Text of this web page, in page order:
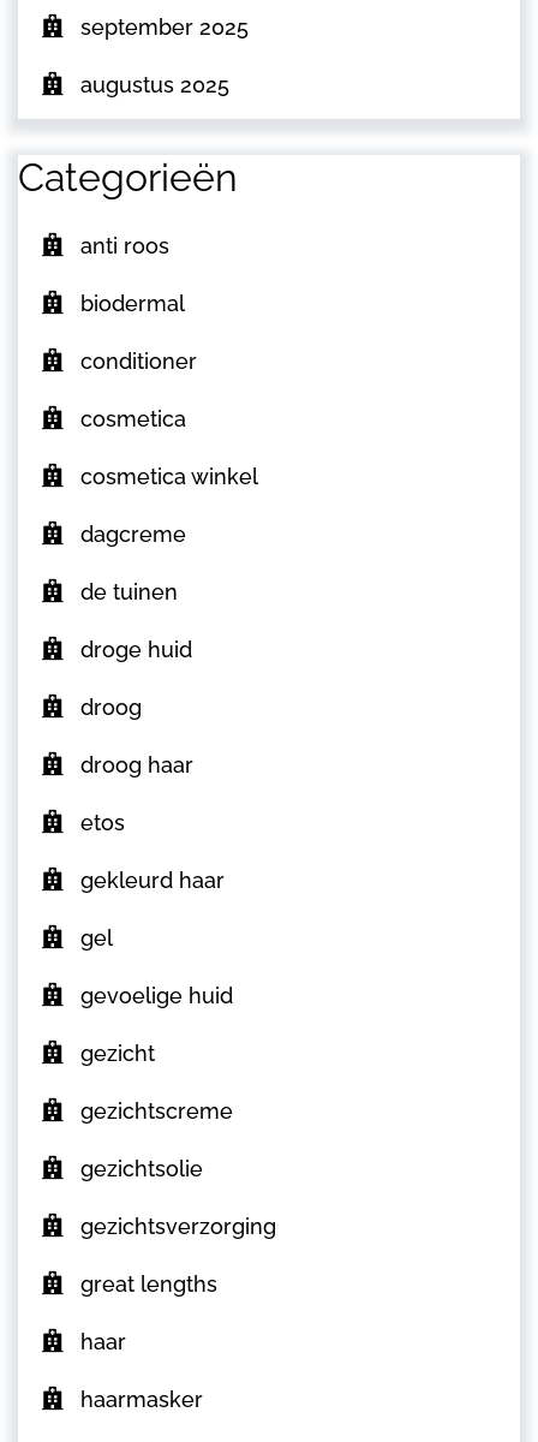
september 2025
augustus 2025
Categorieën
anti roos
biodermal
conditioner
cosmetica
cosmetica winkel
dagcreme
de tuinen
droge huid
droog
droog haar
etos
gekleurd haar
gel
gevoelige huid
gezicht
gezichtscreme
gezichtsolie
gezichtsverzorging
great lengths
haar
haarmasker